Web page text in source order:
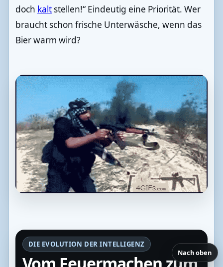
doch kaltstellen!“ Eindeutig eine Priorität. Wer
braucht schon frische Unterwäsche, wenn das
Bier warm wird?
DIE EVOLUTION DER INTELLIGENZ
Nach oben